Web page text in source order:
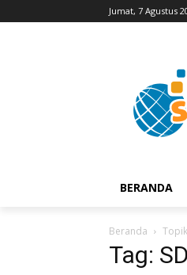
Jumat, 7 Agustus
BERANDA
Beranda Topik
Tag: